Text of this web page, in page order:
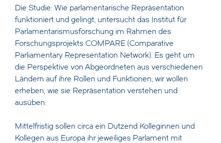
Die Studie: Wie parlamentarische Repräsentation
funktioniert und gelingt, untersucht das Institut für
Parlamentarismusforschung im Rahmen des
Forschungsprojekts COMPARE (Comparative
Parliamentary Representation Network). Es geht um
die Perspektive von Abgeordneten aus verschiedenen
Ländern auf ihre Rollen und Funktionen; wir wollen
erheben, wie sie Repräsentation verstehen und
ausüben.
Mittelfristig sollen circa ein Dutzend Kolleginnen und
Kollegen aus Europa ihr jeweiliges Parlament mit